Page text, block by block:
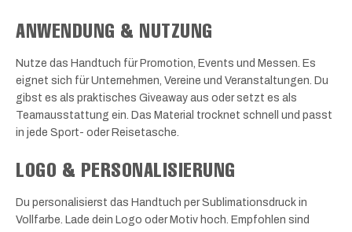
ANWENDUNG & NUTZUNG
Nutze das Handtuch für Promotion, Events und Messen. Es
eignet sich für Unternehmen, Vereine und Veranstaltungen. Du
gibst es als praktisches Giveaway aus oder setzt es als
Teamausstattung ein. Das Material trocknet schnell und passt
in jede Sport- oder Reisetasche.
LOGO & PERSONALISIERUNG
Du personalisierst das Handtuch per Sublimationsdruck in
Vollfarbe. Lade dein Logo oder Motiv hoch. Empfohlen sind